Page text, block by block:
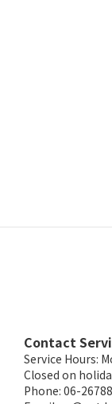
Contact
Service Hours:
Closed on
Phone: 06-